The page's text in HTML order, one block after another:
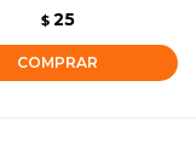
$ 25